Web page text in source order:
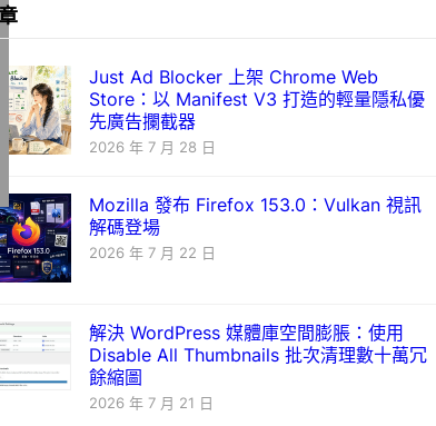
Just Ad Blocker 上架 Chrome Web
Store：以 Manifest V3 打造的輕量隱私優
先廣告攔截器
2026 年 7 月 28 日
Mozilla 發布 Firefox 153.0：Vulkan 視訊
解碼登場
2026 年 7 月 22 日
解決 WordPress 媒體庫空間膨脹：使用
Disable All Thumbnails 批次清理數十萬冗
餘縮圖
2026 年 7 月 21 日